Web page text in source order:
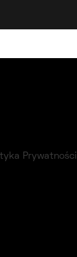
Prywatności